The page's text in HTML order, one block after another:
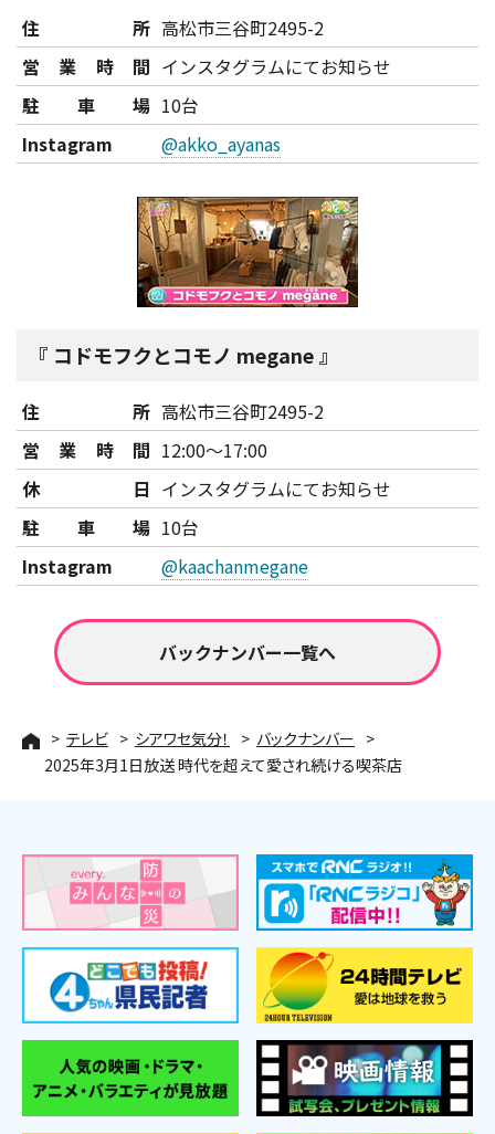
住所 高松市三谷町2495-2
営業時間 インスタグラムにてお知らせ
駐車場 10台
Instagram
@akko_ayanas
コドモフクとコモノ megane
住所 高松市三谷町2495-2
営業時間 12:00～17:00
休日 インスタグラムにてお知らせ
駐車場 10台
Instagram
@kaachanmegane
バックナンバー一覧へ
テレビ シアワセ気分！
バックナンバー
2025年3月1日放送 時代を超えて愛され続ける喫茶店